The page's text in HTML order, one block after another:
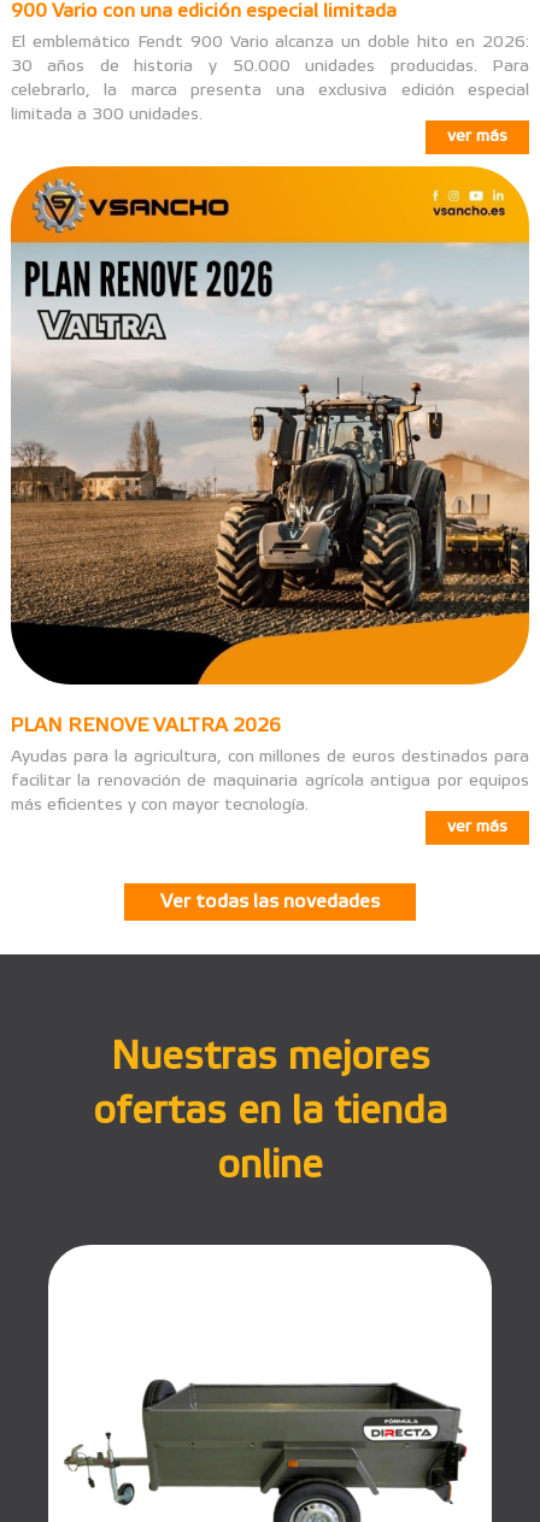
900 Vario con una edición especial limitada
El emblemático Fendt 900 Vario alcanza un doble hito en 2026:
30 años de historia y 50.000 unidades producidas. Para
celebrarlo, la marca presenta una exclusiva edición especial
limitada a 300 unidades.
ver más
PLAN RENOVE VALTRA 2026
Ayudas para la agricultura, con millones de euros destinados para
facilitar la renovación de maquinaria agrícola antigua por equipos
más eficientes y con mayor tecnología.
ver más
Ver todas las novedades
Nuestras mejores
ofertas en la tienda
online